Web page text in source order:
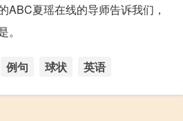
ABC夏瑶在线的导师告诉我们，
例句 球状 英语